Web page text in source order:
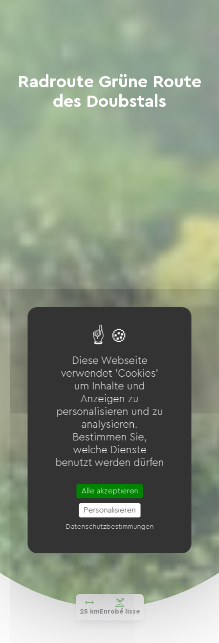
Radroute Grüne Route
des Doubstals
25 km Enrobé lisse
Diese Webseite
verwendet 'Cookies'
um Inhalte und
Anzeigen zu
personalisieren und zu
analysieren.
Bestimmen Sie,
welche Dienste
benutzt werden dürfen
Alle akzeptieren
Personalisieren
Datenschutzbestimmungen